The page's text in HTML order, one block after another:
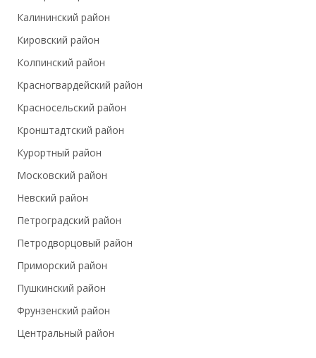
ст. м. Гражданский проспект
ст. м. Девяткино
ст. м. Достоевская
ст. м. Дунайская
ст. м. Елизаровская
ст. м. Звёздная
ст. м. Звенигородская
ст. м. Кировский завод
ст. м. Комендантский проспект
ст. м. Купчино
ст. м. Ладожская
ст. м. Ленинский проспект
ст. м. Лесная
ст. м. Лиговский проспект
ст. м. Ломоносовская
Калининский район
Кировский район
Колпинский район
Красногвардейский район
Красносельский район
Кронштадтский район
Курортный район
Московский район
Невский район
Петроградский район
Петродворцовый район
Приморский район
Пушкинский район
Фрунзенский район
Центральный район